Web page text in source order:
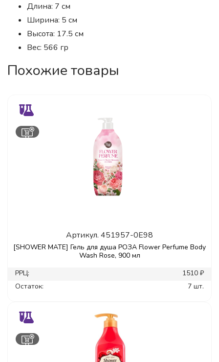
Длина: 7 см
Ширина: 5 см
Высота: 17.5 см
Вес: 566 гр
Похожие товары
Артикул. 451957-0E98
[SHOWER MATE] Гель для душа РОЗА Flower Perfume Body
Wash Rose, 900 мл
РРЦ:
1510 ₽
Остаток:
7 шт.